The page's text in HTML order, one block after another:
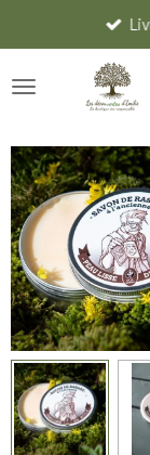
au
contenu